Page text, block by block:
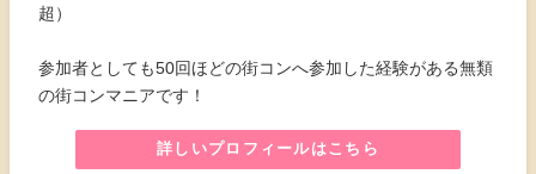
超）
参加者としても50回ほどの街コンへ参加した経験がある無類
の街コンマニアです！
詳しいプロフィールはこちら